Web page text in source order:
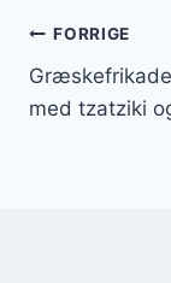
FORRIGE
med tzatziki